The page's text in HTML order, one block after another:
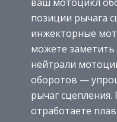
позиции рычага
инжекторные
можете заметить
нейтрали
оборотов —
рычаг сцепления.
отработаете